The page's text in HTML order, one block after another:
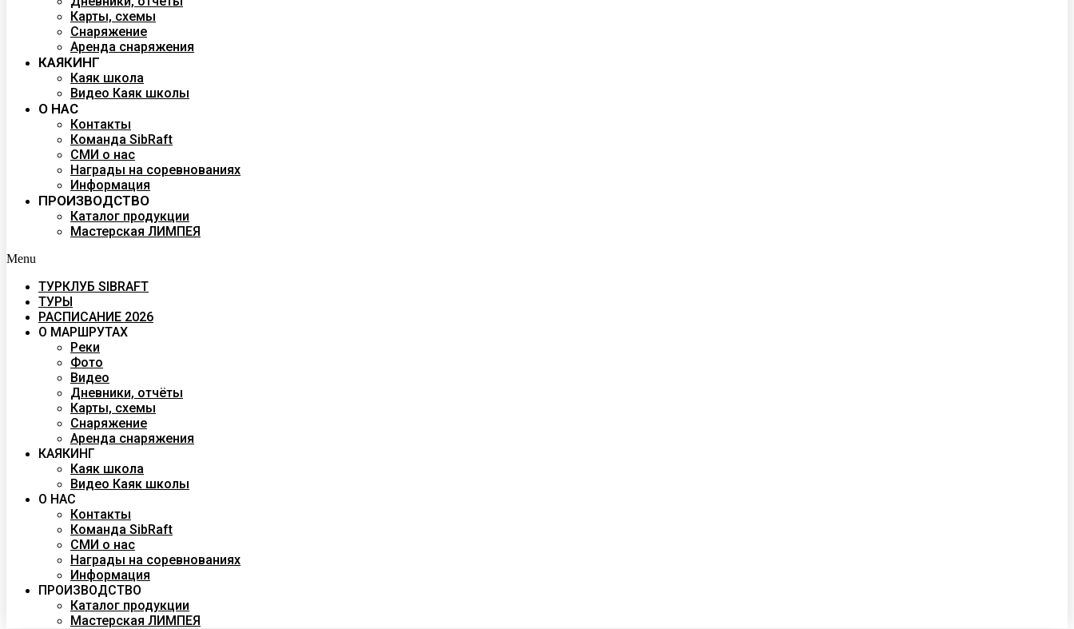
Карты, схемы
Снаряжение
Аренда снаряжения
КАЯКИНГ
Каяк школа
Видео Каяк школы
О НАС
Контакты
Команда SibRaft
СМИ о нас
Награды на соревнованиях
Информация
ПРОИЗВОДСТВО
Каталог продукции
Мастерская ЛИМПЕЯ
Menu
ТУРКЛУБ SIBRAFT
ТУРЫ
РАСПИСАНИЕ 2026
О МАРШРУТАХ
Реки
Фото
Видео
Дневники, отчёты
Карты, схемы
Снаряжение
Аренда снаряжения
КАЯКИНГ
Каяк школа
Видео Каяк школы
О НАС
Контакты
Команда SibRaft
СМИ о нас
Награды на соревнованиях
Информация
ПРОИЗВОДСТВО
Каталог продукции
Мастерская ЛИМПЕЯ